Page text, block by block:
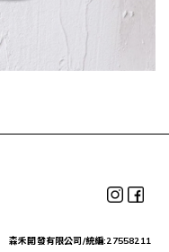
森禾開發有限公司/統編:27558211